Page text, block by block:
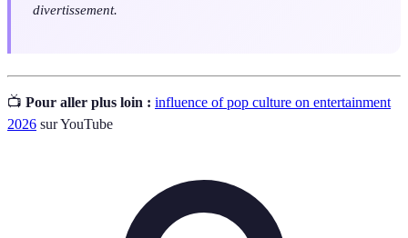
divertissement.
📺 Pour aller plus loin : influence of pop culture on entertainment
2026 sur YouTube